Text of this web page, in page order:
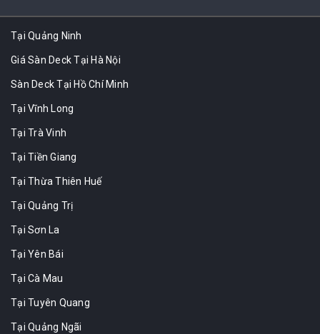
Tại Quảng Ninh
Giá Sàn Deck Tại Hà Nội
Sàn Deck Tại Hồ Chí Minh
Tại Vĩnh Long
Tại Trà Vinh
Tại Tiền Giang
Tại Thừa Thiên Huế
Tại Quảng Trị
Tại Sơn La
Tại Yên Bái
Tại Cà Mau
Tại Tuyên Quang
Tại Quảng Ngãi